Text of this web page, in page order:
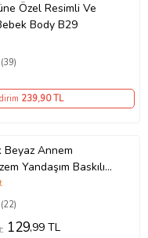
Özel Resimli Ve
Body B29
(39)
239,90 TL
Beyaz Annem
Yandaşım Baskılı
(22)
129,99 TL